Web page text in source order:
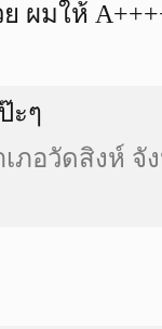
ผมให้
ะๆ
ภอวัดสิงห์ จั